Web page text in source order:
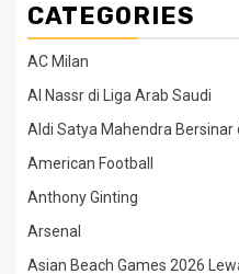
CATEGORIES
AC Milan
Al Nassr di Liga Arab Saudi
Aldi Satya Mahendra Bersinar
American Football
Anthony Ginting
Arsenal
Asian Beach Games 2026